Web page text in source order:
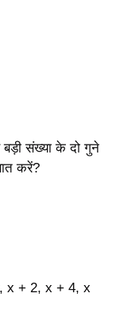
संख्या के दो गुने
करें?
x + 2, x + 4, x